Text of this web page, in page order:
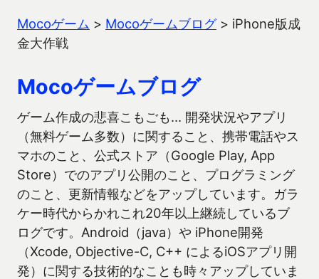
Mocoゲーム > Mocoゲームブログ> iPhone版成
金大作戦
Mocoゲームブログ
ゲーム作成の悲喜こもごも… 開発状況やアプリ
（無料ゲーム多数）に関すること、携帯電話やス
マホのこと、公式ストア（Google Play, App
Store）でのアプリ公開のこと、プログラミング
のこと、更新情報などをアップしています。ガラ
ケー時代からかれこれ20年以上継続しているブ
ログです。Android（java）や iPhone開発
（Xcode, Objective-C, C++ によるiOSアプリ開
発）に関する技術的なことも時々アップしていま